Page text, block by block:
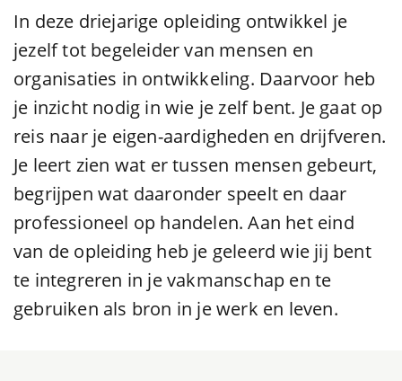
In deze driejarige opleiding ontwikkel je
jezelf tot begeleider van mensen en
organisaties in ontwikkeling. Daarvoor heb
je inzicht nodig in wie je zelf bent. Je gaat op
reis naar je eigen-aardigheden en drijfveren.
Je leert zien wat er tussen mensen gebeurt,
begrijpen wat daaronder speelt en daar
professioneel op handelen. Aan het eind
van de opleiding heb je geleerd wie jij bent
te integreren in je vakmanschap en te
gebruiken als bron in je werk en leven.